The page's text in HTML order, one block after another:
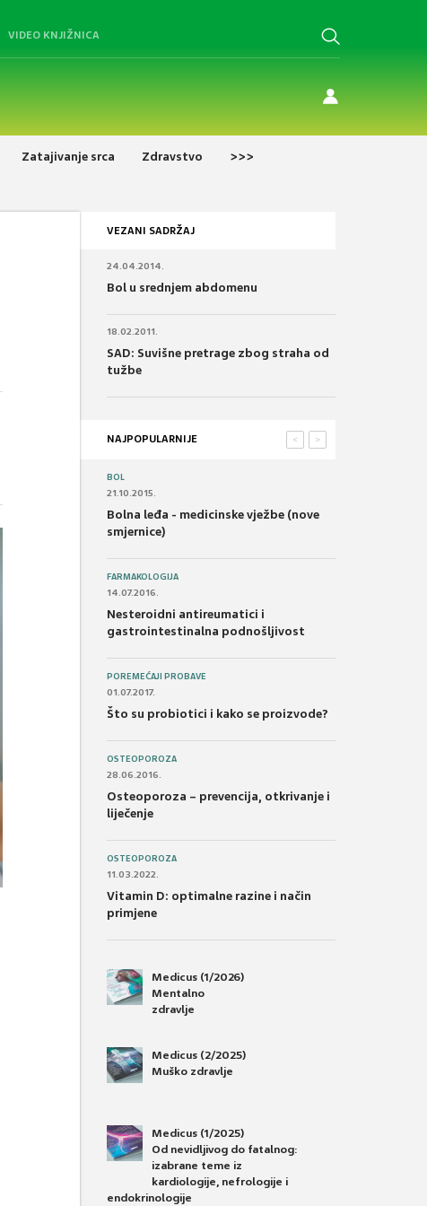
VIDEO KNJIŽNICA
Zatajivanje srca Zdravstvo >>>
VEZANI SADRŽAJ
24.04.2014.
Bol u srednjem abdomenu
18.02.2011.
SAD: Suvišne pretrage zbog straha od
tužbe
NAJPOPULARNIJE >
<
BOL
21.10.2015.
Bolna leđa - medicinske vježbe (nove
smjernice)
FARMAKOLOGIJA
14.07.2016.
Nesteroidni antireumatici i
gastrointestinalna podnošljivost
POREMEĆAJI PROBAVE
01.07.2017.
Što su probiotici i kako se proizvode?
OSTEOPOROZA
28.06.2016.
Osteoporoza – prevencija, otkrivanje i
liječenje
OSTEOPOROZA
11.03.2022.
Vitamin D: optimalne razine i način
primjene
Medicus (1/2026)
Mentalno
zdravlje
Medicus (2/2025)
Muško zdravlje
Medicus (1/2025)
Od nevidljivog do fatalnog:
izabrane teme iz
kardiologije, nefrologije i
endokrinologije